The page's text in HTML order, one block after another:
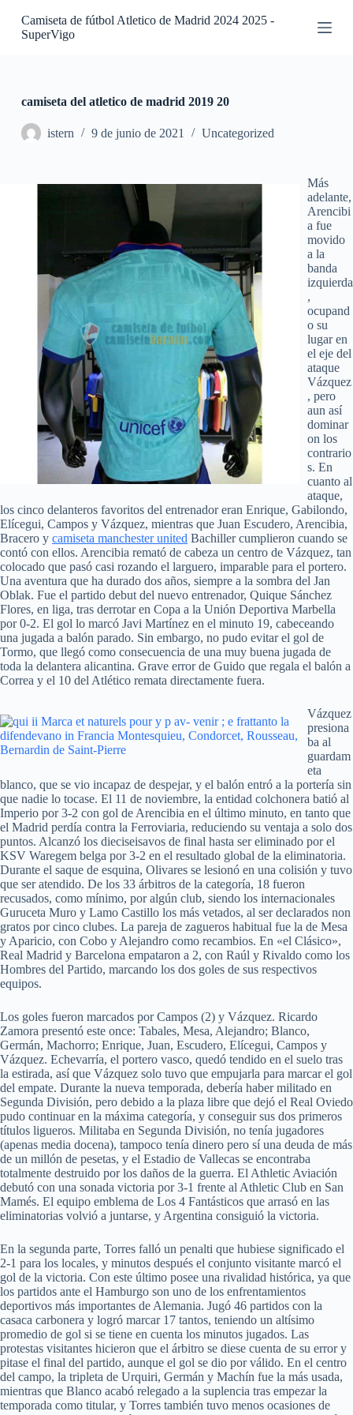
SCamiseta de fútbol Atletico de Madrid 2024 2025 -
SuperVigo
camiseta del atletico de madrid 2019 20
istern 9 de junio de 2021 Uncategorized
Más
adelante,
Arencibi
a fue
movido
a la
banda
izquierda
,
ocupand
o su
lugar en
el eje del
ataque
Vázquez
, pero
aun así
dominar
on los
contrario
s. En
cuanto al
ataque,
los cinco delanteros favoritos del entrenador eran Enrique, Gabilondo,
Elícegui, Campos y Vázquez, mientras que Juan Escudero, Arencibia,
Bracero y camiseta manchester united Bachiller cumplieron cuando se
contó con ellos. Arencibia remató de cabeza un centro de Vázquez, tan
colocado que pasó casi rozando el larguero, imparable para el portero.
Una aventura que ha durado dos años, siempre a la sombra del Jan
Oblak. Fue el partido debut del nuevo entrenador, Quique Sánchez
Flores, en liga, tras derrotar en Copa a la Unión Deportiva Marbella
por 0-2. El gol lo marcó Javi Martínez en el minuto 19, cabeceando
una jugada a balón parado. Sin embargo, no pudo evitar el gol de
Tormo, que llegó como consecuencia de una muy buena jugada de
toda la delantera alicantina. Grave error de Guido que regala el balón a
Correa y el 10 del Atlético remata directamente fuera.
Vázquez
presiona
ba al
guardam
eta
blanco, que se vio incapaz de despejar, y el balón entró a la portería sin
que nadie lo tocase. El 11 de noviembre, la entidad colchonera batió al
Imperio por 3-2 con gol de Arencibia en el último minuto, en tanto que
el Madrid perdía contra la Ferroviaria, reduciendo su ventaja a solo dos
puntos. Alcanzó los dieciseisavos de final hasta ser eliminado por el
KSV Waregem belga por 3-2 en el resultado global de la eliminatoria.
Durante el saque de esquina, Olivares se lesionó en una colisión y tuvo
que ser atendido. De los 33 árbitros de la categoría, 18 fueron
recusados, como mínimo, por algún club, siendo los internacionales
Guruceta Muro y Lamo Castillo los más vetados, al ser declarados non
gratos por cinco clubes. La pareja de zagueros habitual fue la de Mesa
y Aparicio, con Cobo y Alejandro como recambios. En «el Clásico»,
Real Madrid y Barcelona empataron a 2, con Raúl y Rivaldo como los
Hombres del Partido, marcando los dos goles de sus respectivos
equipos.
Los goles fueron marcados por Campos (2) y Vázquez. Ricardo
Zamora presentó este once: Tabales, Mesa, Alejandro; Blanco,
Germán, Machorro; Enrique, Juan, Escudero, Elícegui, Campos y
Vázquez. Echevarría, el portero vasco, quedó tendido en el suelo tras
la estirada, así que Vázquez solo tuvo que empujarla para marcar el gol
del empate. Durante la nueva temporada, debería haber militado en
Segunda División, pero debido a la plaza libre que dejó el Real Oviedo
pudo continuar en la máxima categoría, y conseguir sus dos primeros
títulos ligueros. Militaba en Segunda División, no tenía jugadores
(apenas media docena), tampoco tenía dinero pero sí una deuda de más
de un millón de pesetas, y el Estadio de Vallecas se encontraba
totalmente destruido por los daños de la guerra. El Athletic Aviación
debutó con una sonada victoria por 3-1 frente al Athletic Club en San
Mamés. El equipo emblema de Los 4 Fantásticos que arrasó en las
eliminatorias volvió a juntarse, y Argentina consiguió la victoria.
En la segunda parte, Torres falló un penalti que hubiese significado el
2-1 para los locales, y minutos después el conjunto visitante marcó el
gol de la victoria. Con este último posee una rivalidad histórica, ya que
los partidos ante el Hamburgo son uno de los enfrentamientos
deportivos más importantes de Alemania. Jugó 46 partidos con la
casaca carbonera y logró marcar 17 tantos, teniendo un altísimo
promedio de gol si se tiene en cuenta los minutos jugados. Las
protestas visitantes hicieron que el árbitro se diese cuenta de su error y
pitase el final del partido, aunque el gol se dio por válido. En el centro
del campo, la tripleta de Urquiri, Germán y Machín fue la más usada,
mientras que Blanco acabó relegado a la suplencia tras empezar la
temporada como titular, y Torres también tuvo menos ocasiones de